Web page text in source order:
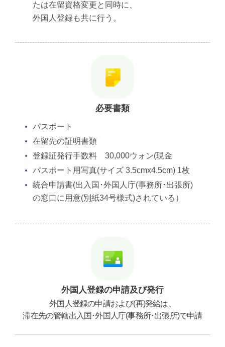
たは在留資格変更と同時に、
外国人登録も共に行う。
必要書類
パスポート
在留先の証明書類
登録証発行手数料 30,000ウォン(現金
パスポート用写真(サイズ 3.5cmx4.5cm) 1枚
統合申請書(出入国･外国人庁(事務所･出張所)
の窓口に用意(別紙34号様式)されている）
外国人登録の申請及び発行
外国人登録の申請および(再)発給は、
滞在先の管轄出入国･外国人庁(事務所･出張所)で申請